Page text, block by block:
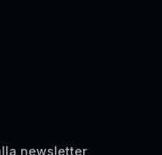
newsletter